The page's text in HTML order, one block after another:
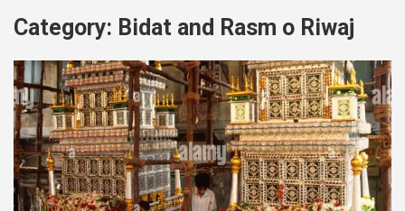
Category: Bidat and Rasm o Riwaj